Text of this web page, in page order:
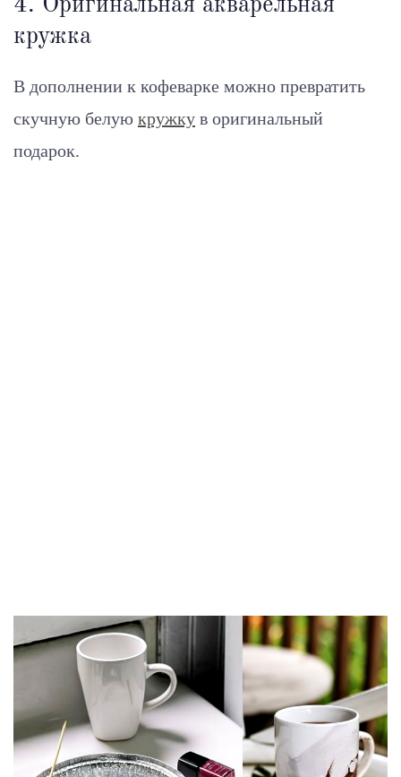
кружка
В дополнении к кофеварке можно превратить
скучную белую кружку в оригинальный
подарок.